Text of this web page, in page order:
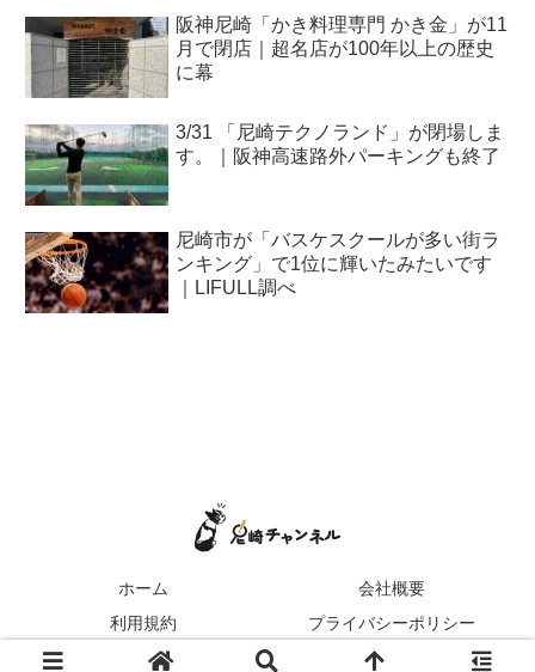
阪神尼崎「かき料理専門 かき金」が11
月で閉店｜超名店が100年以上の歴史
に幕
3/31 「尼崎テクノランド」が閉場しま
す。｜阪神高速路外パーキングも終了
尼崎市が「バスケスクールが多い街ラ
ンキング」で1位に輝いたみたいです
｜LIFULL調べ
ホーム
会社概要
利用規約
プライバシーポリシー
© 2022 尼崎チャンネル.